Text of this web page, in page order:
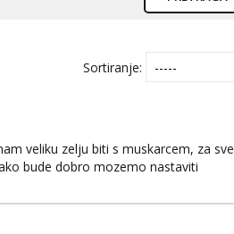
Sortiranje:
veliku zelju biti s muskarcem, za sve
bude dobro mozemo nastaviti
i ostaje. Jace sam grade 180cm
hotel. Odgovara mi cijela